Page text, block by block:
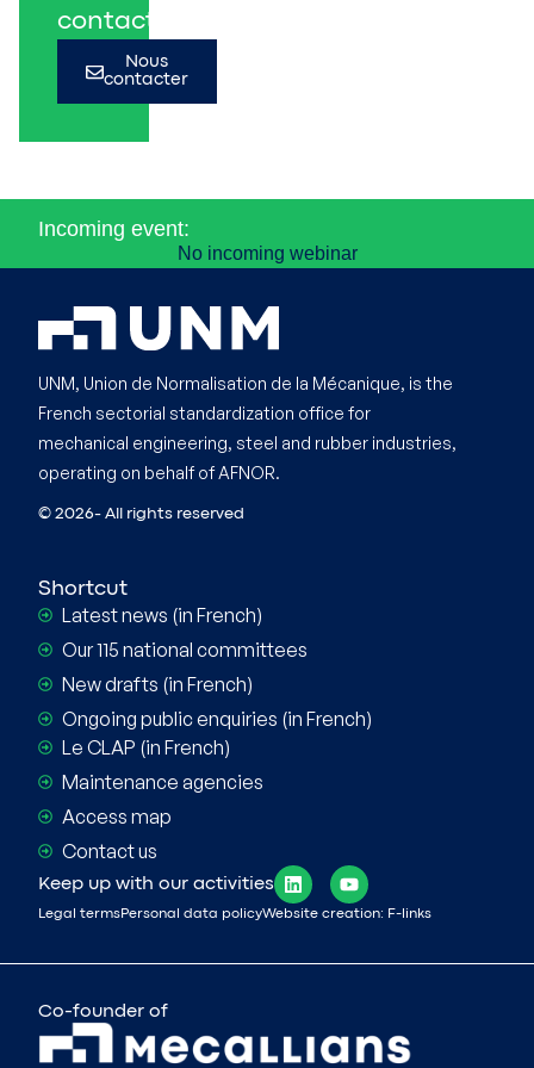
contact.
Nous
contacter
Incoming event:
No incoming webinar
UNM, Union de Normalisation de la Mécanique, is the
French sectorial standardization office for
mechanical engineering, steel and rubber industries,
operating on behalf of AFNOR.
© 2026- All rights reserved
Shortcut
Latest news (in French)
Our 115 national committees
New drafts (in French)
Ongoing public enquiries (in French)
Le CLAP (in French)
Maintenance agencies
Access map
Contact us
Keep up with our activities
Legal terms Personal data policyWebsite creation: F-links
Co-founder of